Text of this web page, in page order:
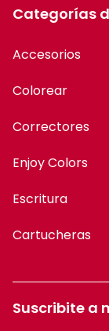
Correctores
Enjoy Colors
Escritura
Cartucheras
Suscribite a